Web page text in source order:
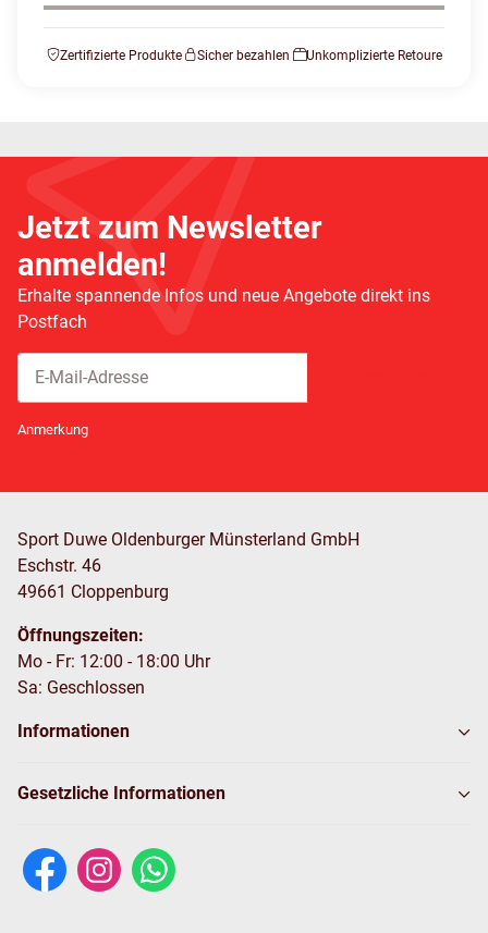
Zertifizierte Produkte Sicher bezahlen Unkomplizierte Retoure
Jetzt zum Newsletter
anmelden!
Erhalte spannende Infos und neue Angebote direkt ins
Postfach
Anmerkung
Sport Duwe Oldenburger Münsterland GmbH
Eschstr. 46
49661 Cloppenburg
Öffnungszeiten:
Mo - Fr: 12:00 - 18:00 Uhr
Sa: Geschlossen
Informationen
Gesetzliche Informationen